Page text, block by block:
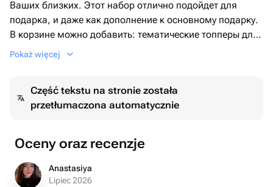
Ваших близких. Этот набор отлично подойдет для
подарка, и даже как дополнение к основному подарку.
В корзине можно добавить: тематические топперы для
дополнительного оформления капкейков; свечи; шары,
Ягодную начинку можете выбрать из представленных
ягод (малина, клубника, вишня). Если не указываете
из указанных ягод.
Свечка к набору идет бесплатно, какая есть в наличии,
и может отличаться от свечки на фото
Pokaż więcej
Część tekstu na stronie została
przetłumaczona automatycznie
Oceny oraz recenzje
Anastasiya
Lipiec 2026